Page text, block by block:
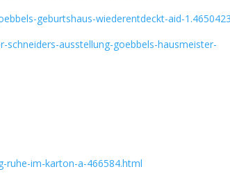
geburtshaus-wiederentdeckt-aid-
ausstellung-goebbels-hausmeister-
ruhe-im-karton-a-466584.html